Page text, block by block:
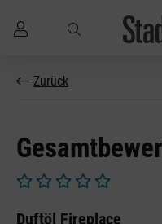
Zum Hauptinhalt springen
Zurück
Duftöl Fireplace